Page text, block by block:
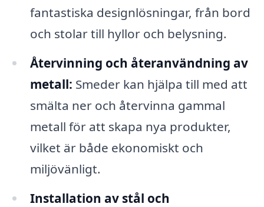
fantastiska designlösningar, från bord
och stolar till hyllor och belysning.
Återvinning och återanvändning av
metall: Smeder kan hjälpa till med att
smälta ner och återvinna gammal
metall för att skapa nya produkter,
vilket är både ekonomiskt och
miljövänligt.
Installation av stål och